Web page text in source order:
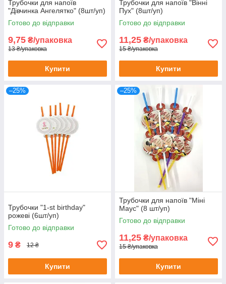
Трубочки для напоїв
"Дівчинка Ангелятко" (8шт/уп)
Готово до відправки
9,75 ₴/упаковка
13 ₴/упаковка
Купити
Трубочки для напоїв "Вінні
Пух" (8шт/уп)
Готово до відправки
11,25 ₴/упаковка
15 ₴/упаковка
Купити
–25%
Трубочки "1-st birthday"
рожеві (6шт/уп)
Готово до відправки
9 ₴ 12 ₴
Купити
–25%
Трубочки для напоїв "Міні
Маус" (8 шт/уп)
Готово до відправки
11,25 ₴/упаковка
15 ₴/упаковка
Купити